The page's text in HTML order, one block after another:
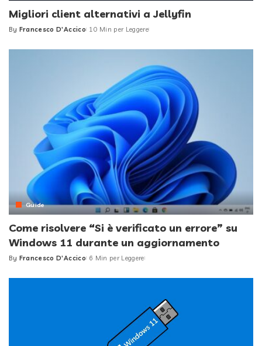
Migliori client alternativi a Jellyfin
Posted
By Francesco D'Accico 10 Min per Leggere
Guide
Come risolvere “Si è verificato un errore” su
Windows 11 durante un aggiornamento
Posted
By Francesco D'Accico 6 Min per Leggere